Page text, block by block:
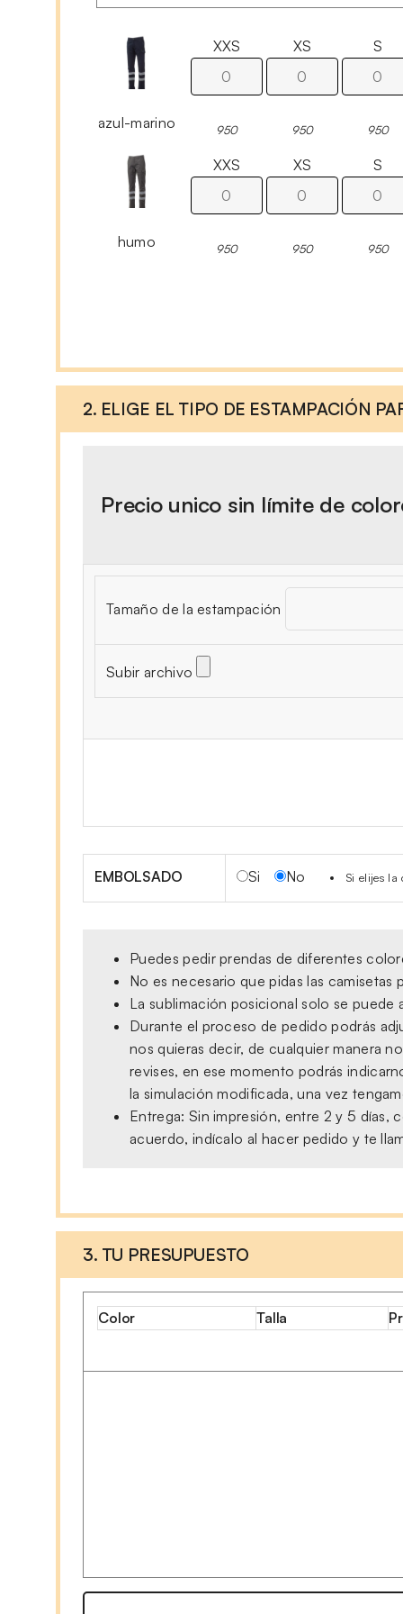
azul-marino
XXS
950
XS
950
S
950
humo
XXS
950
XS
950
S
950
2. ELIGE EL TIPO DE ESTAMPACIÓN
Precio unico sin límite de
Tamaño de la estampación
Subir archivo
EMBOLSADO Si No Si elijes la
Puedes pedir prendas de diferentes
No es necesario que pidas las
La sublimación posicional solo se
Durante el proceso de pedido podrás
nos quieras decir, de cualquier manera
revises, en ese momento podrás
la simulación modificada, una vez
Entrega: Sin impresión, entre 2 y 5 días,
acuerdo, indícalo al hacer pedido y te
3. TU PRESUPUESTO
Color Talla